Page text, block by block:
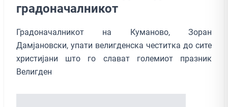
градоначалникот
Градоначалникот на Куманово, Зоран
Дамјановски, упати велигденска честитка до сите
христијани што го слават големиот празник
Велигден